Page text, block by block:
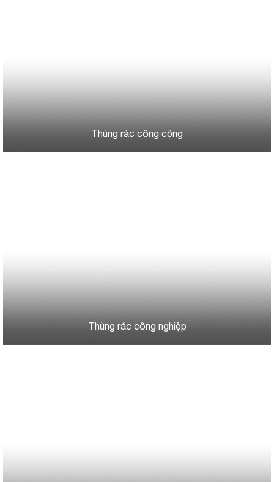
Thùng rác công cộng
Thùng rác công nghiệp